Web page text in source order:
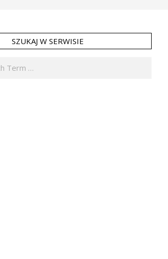
SZUKAJ W SERWISIE